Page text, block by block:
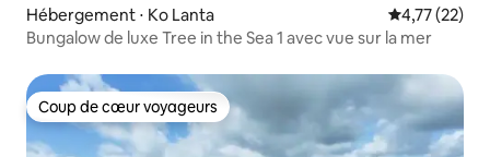
Hébergement ⋅ Ko Lanta Évaluation
4,77 (22)
Bungalow de luxe Tree in the Sea 1 avec vue sur la mer
Coup de cœur voyageurs
Coup de cœur voyageurs